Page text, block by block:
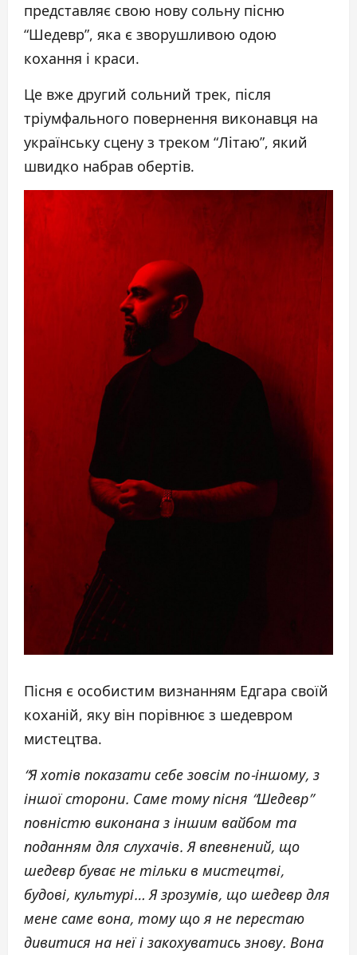
представляє свою нову сольну пісню
“Шедевр”, яка є зворушливою одою
кохання і краси.
Це вже другий сольний трек, після
тріумфального повернення виконавця на
українську сцену з треком “Літаю”, який
швидко набрав обертів.
Пісня є особистим визнанням Едгара своїй
коханій, яку він порівнює з шедевром
мистецтва.
“Я хотів показати себе зовсім по-іншому, з
іншої сторони. Саме тому пісня “Шедевр”
повністю виконана з іншим вайбом та
поданням для слухачів. Я впевнений, що
шедевр буває не тільки в мистецтві,
будові, культурі… Я зрозумів, що шедевр для
мене саме вона, тому що я не перестаю
дивитися на неї і закохуватись знову. Вона